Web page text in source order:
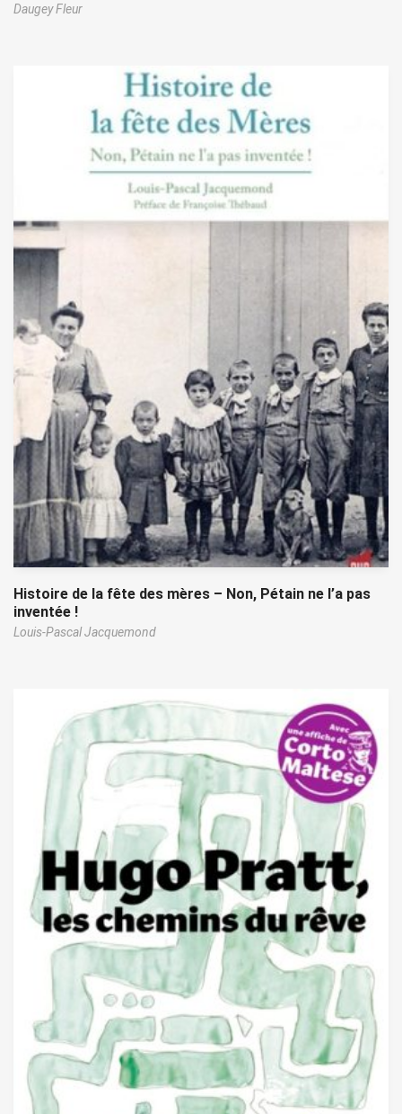
Daugey Fleur
Histoire de la fête des mères – Non, Pétain ne l’a pas
inventée !
Louis-Pascal Jacquemond